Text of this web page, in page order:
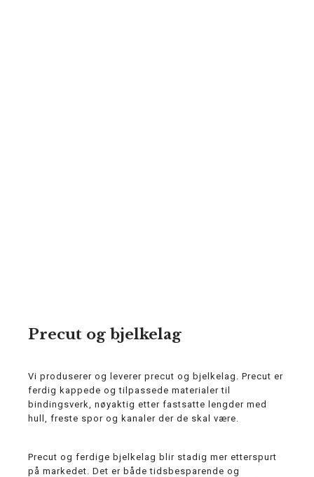
Precut og bjelkelag
Vi produserer og leverer precut og bjelkelag. Precut er
ferdig kappede og tilpassede materialer til
bindingsverk, nøyaktig etter fastsatte lengder med
hull, freste spor og kanaler der de skal være.
Precut og ferdige bjelkelag blir stadig mer etterspurt
på markedet. Det er både tidsbesparende og